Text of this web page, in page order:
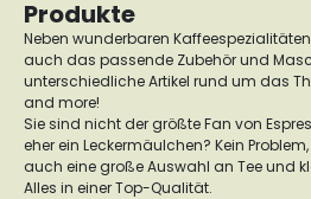
Produkte
Neben wunderbaren
auch das passende Zubehör und
unterschiedliche Artikel rund um das
and more!
Sie sind nicht der größte Fan von
eher ein Leckermäulchen? Kein
auch eine große Auswahl an Tee und
Alles in einer Top-Qualität.